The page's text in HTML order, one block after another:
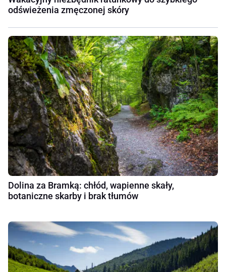
odświeżenia zmęczonej skóry
Dolina za Bramką: chłód, wapienne skały,
botaniczne skarby i brak tłumów